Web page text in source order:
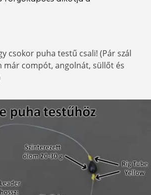
csokor puha testű csali! (Pár szál
már compót, angolnát, süllőt és